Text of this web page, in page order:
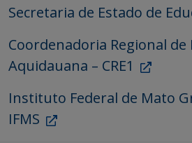
Secretaria de Estado de
Coordenadoria Regional de
Aquidauana – CRE1
Instituto Federal de Mato
IFMS